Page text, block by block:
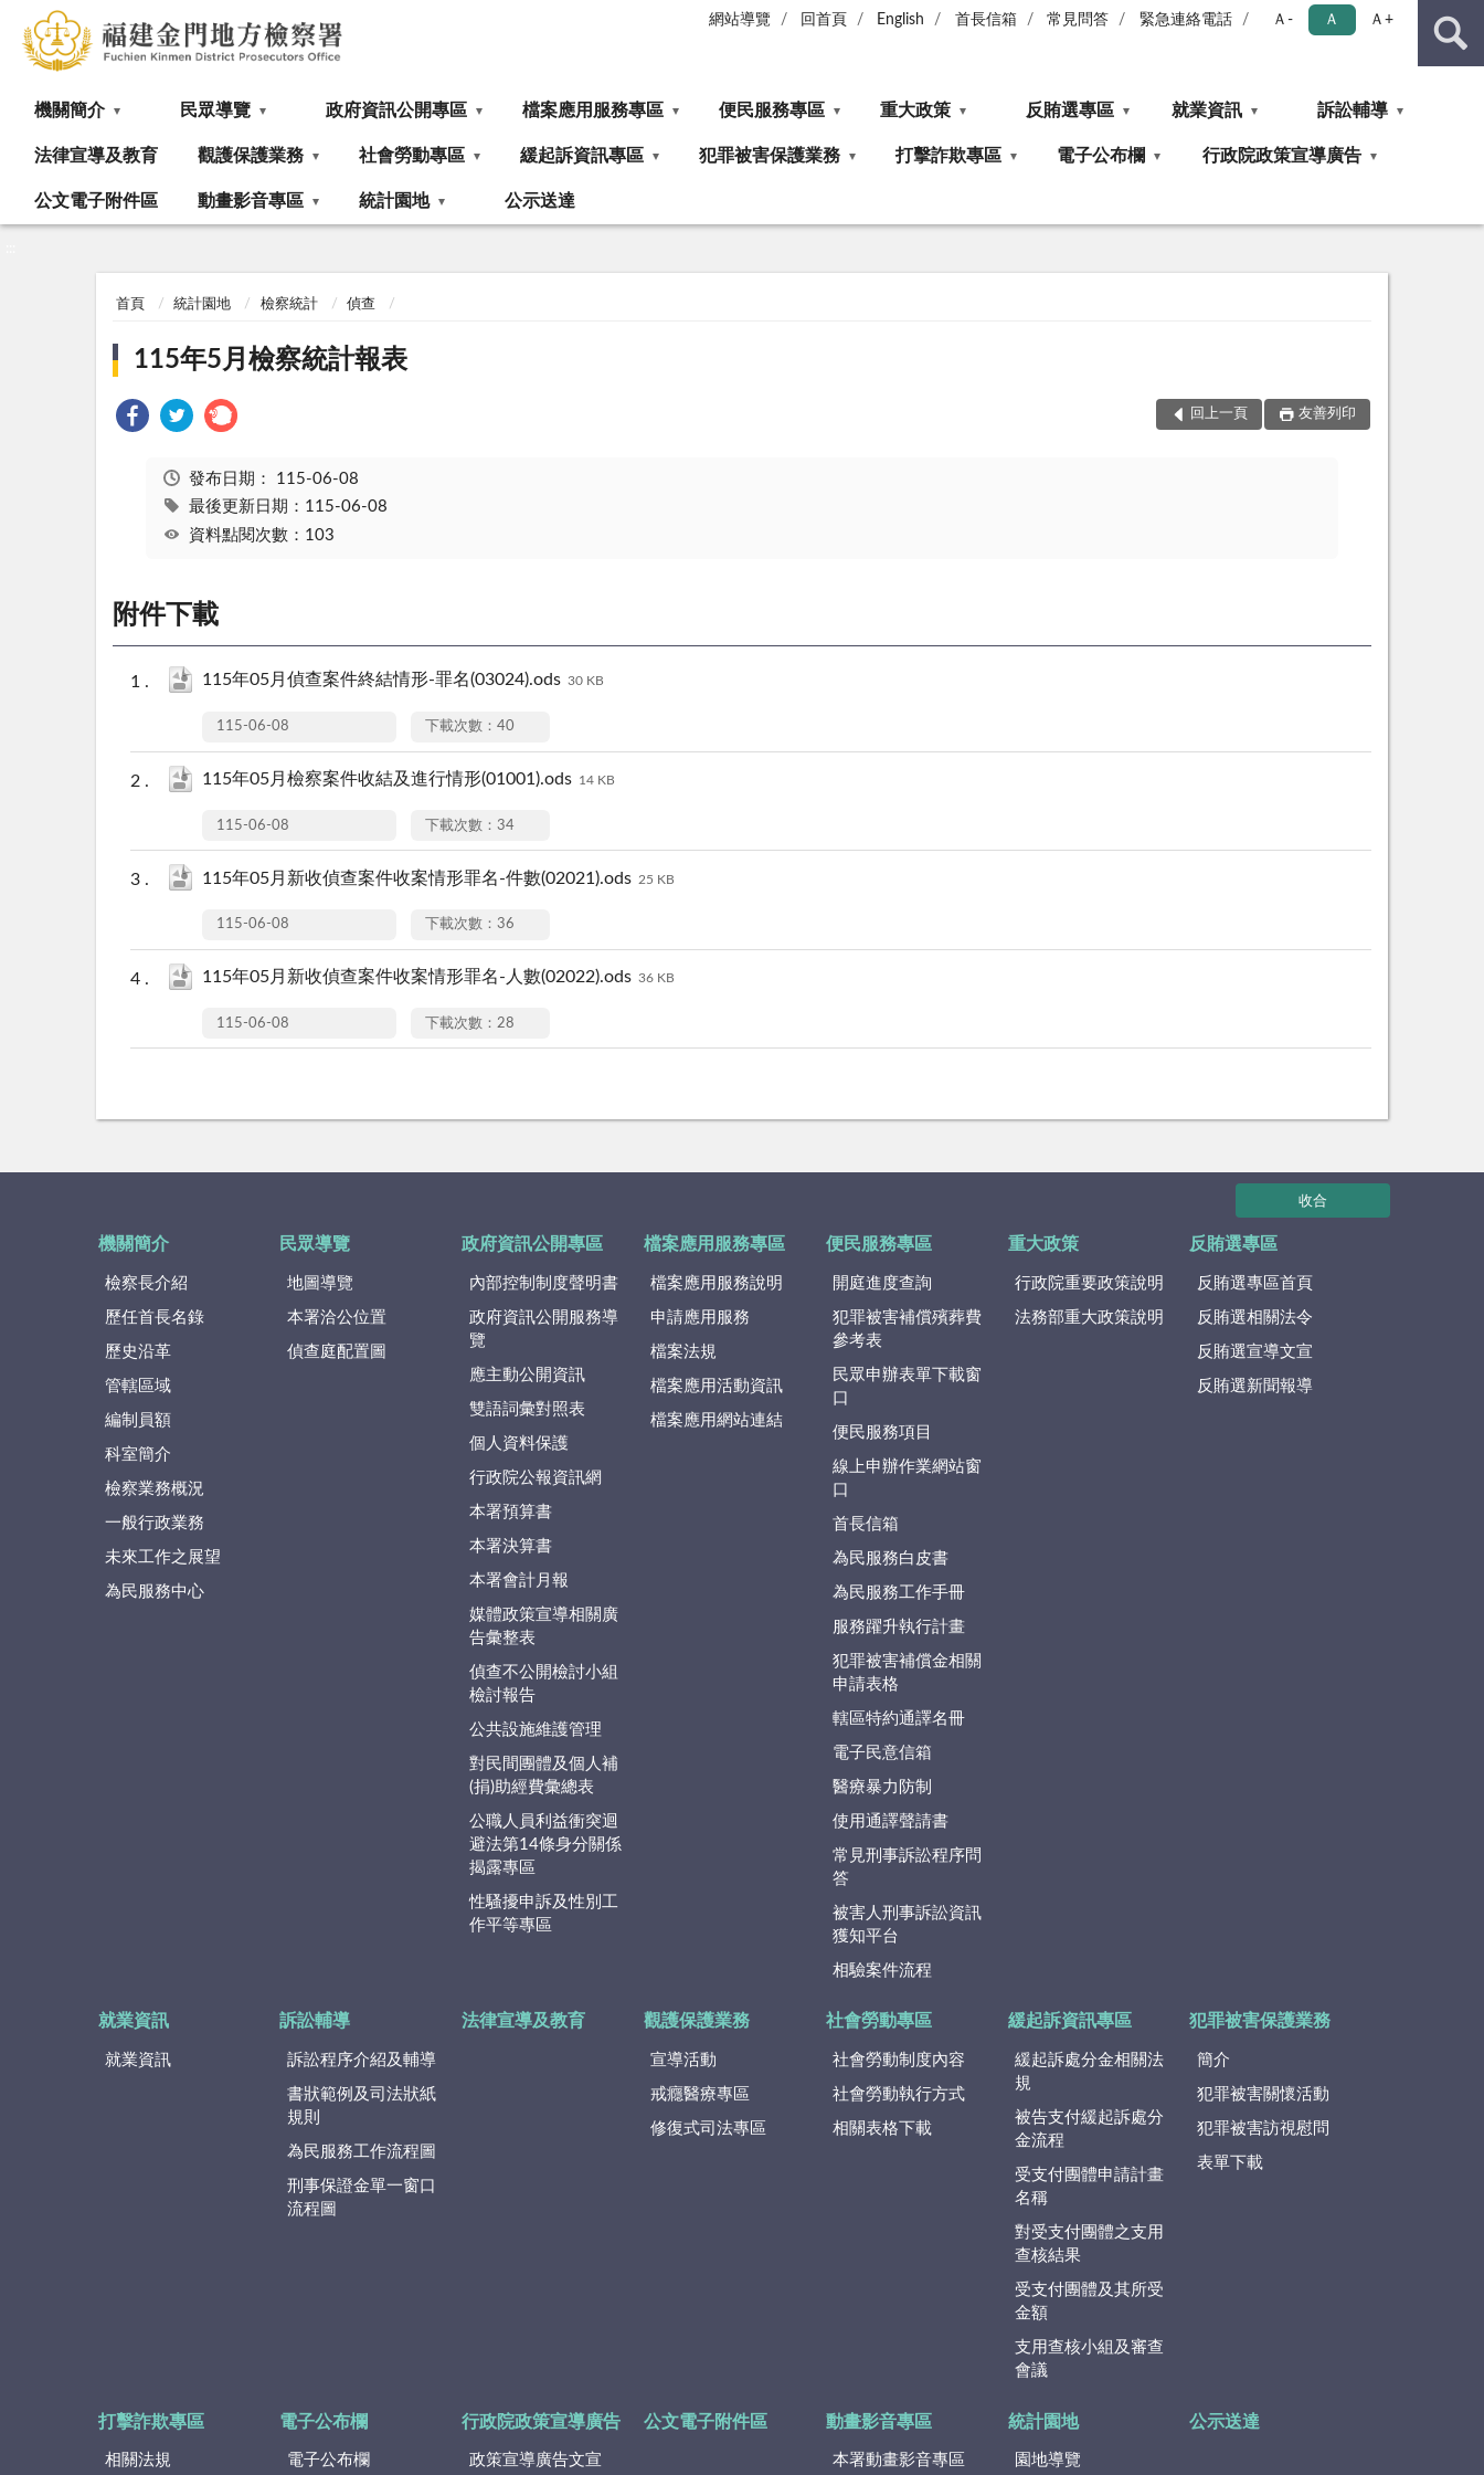
網站導覽 回首頁 English 首長信箱 常見問答 緊急連絡電話 Ａ- Ａ Ａ+
機關簡介 民眾導覽 政府資訊公開專區 檔案應用服務專區 便民服務專區 重大政策 反賄選專區 就業資訊 訴訟輔導
法律宣導及教育 觀護保護業務 社會勞動專區 緩起訴資訊專區 犯罪被害保護業務 打擊詐欺專區 電子公布欄 行政院政策宣導廣告
公文電子附件區 動畫影音專區 統計園地 公示送達
首頁 統計園地 檢察統計 偵查
115年5月檢察統計報表
回上一頁 友善列印
發布日期： 115-06-08
最後更新日期：115-06-08
資料點閱次數：103
附件下載
115年05月偵查案件終結情形-罪名(03024).ods 30 KB
115-06-08 下載次數：40
115年05月檢察案件收結及進行情形(01001).ods 14 KB
115-06-08 下載次數：34
115年05月新收偵查案件收案情形罪名-件數(02021).ods 25 KB
115-06-08 下載次數：36
115年05月新收偵查案件收案情形罪名-人數(02022).ods 36 KB
115-06-08 下載次數：28
收合
機關簡介
檢察長介紹
歷任首長名錄
歷史沿革
管轄區域
編制員額
科室簡介
檢察業務概況
一般行政業務
未來工作之展望
為民服務中心
民眾導覽
地圖導覽
本署洽公位置
偵查庭配置圖
政府資訊公開專區
內部控制制度聲明書
政府資訊公開服務導
覽
應主動公開資訊
雙語詞彙對照表
個人資料保護
行政院公報資訊網
本署預算書
本署決算書
本署會計月報
媒體政策宣導相關廣
告彙整表
偵查不公開檢討小組
檢討報告
公共設施維護管理
對民間團體及個人補
(捐)助經費彙總表
公職人員利益衝突迴
避法第14條身分關係
揭露專區
性騷擾申訴及性別工
作平等專區
檔案應用服務專區
檔案應用服務說明
申請應用服務
檔案法規
檔案應用活動資訊
檔案應用網站連結
便民服務專區
開庭進度查詢
犯罪被害補償殯葬費
參考表
民眾申辦表單下載窗
口
便民服務項目
線上申辦作業網站窗
口
首長信箱
為民服務白皮書
為民服務工作手冊
服務躍升執行計畫
犯罪被害補償金相關
申請表格
轄區特約通譯名冊
電子民意信箱
醫療暴力防制
使用通譯聲請書
常見刑事訴訟程序問
答
被害人刑事訴訟資訊
獲知平台
相驗案件流程
重大政策
行政院重要政策說明
法務部重大政策說明
反賄選專區
反賄選專區首頁
反賄選相關法令
反賄選宣導文宣
反賄選新聞報導
就業資訊
就業資訊
訴訟輔導
訴訟程序介紹及輔導
書狀範例及司法狀紙
規則
為民服務工作流程圖
刑事保證金單一窗口
流程圖
法律宣導及教育 觀護保護業務
宣導活動
戒癮醫療專區
修復式司法專區
社會勞動專區
社會勞動制度內容
社會勞動執行方式
相關表格下載
緩起訴資訊專區
緩起訴處分金相關法
規
被告支付緩起訴處分
金流程
受支付團體申請計畫
名稱
對受支付團體之支用
查核結果
受支付團體及其所受
金額
支用查核小組及審查
會議
犯罪被害保護業務
簡介
犯罪被害關懷活動
犯罪被害訪視慰問
表單下載
打擊詐欺專區
相關法規
電子公布欄
電子公布欄
行政院政策宣導廣告
政策宣導廣告文宣
公文電子附件區 動畫影音專區
本署動畫影音專區
統計園地
園地導覽
公示送達